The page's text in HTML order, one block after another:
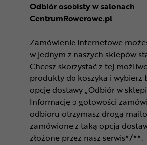
Odbiór osobisty w salonach
CentrumRowerowe.pl
Zamówienie internetowe
w jednym z naszych sklepów
Chcesz skorzystać z tej
produkty do koszyka i wybierz
opcję dostawy „Odbiór w
Informację o gotowości
odbioru otrzymasz drogą
zamówione z taką opcją
złożone przez nasz serwis*/**.